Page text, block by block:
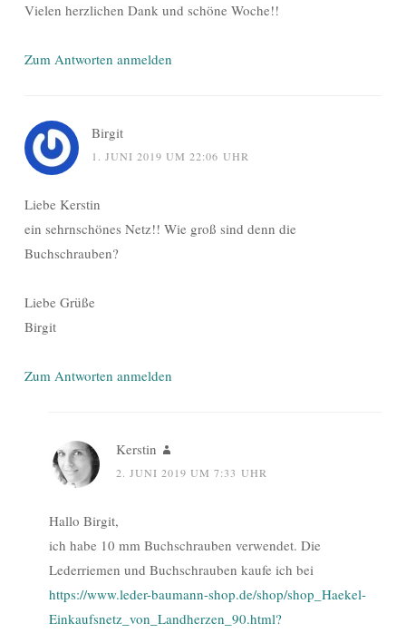
Vielen herzlichen Dank und schöne Woche!!
Zum Antworten anmelden
Birgit
1. JUNI 2019 UM 22:06 UHR
Liebe Kerstin
ein sehrnschönes Netz!! Wie groß sind denn die
Buchschrauben?
Liebe Grüße
Birgit
Zum Antworten anmelden
Kerstin
2. JUNI 2019 UM 7:33 UHR
Hallo Birgit,
ich habe 10 mm Buchschrauben verwendet. Die
Lederriemen und Buchschrauben kaufe ich bei
https://www.leder-baumann-shop.de/shop/shop_Haekel-
Einkaufsnetz_von_Landherzen_90.html?